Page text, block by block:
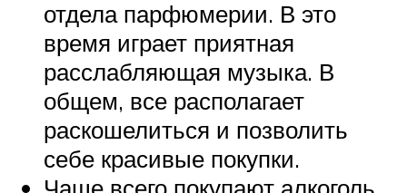
отдела парфюмерии. В это
время играет приятная
расслабляющая музыка. В
общем, все располагает
раскошелиться и позволить
себе красивые покупки.